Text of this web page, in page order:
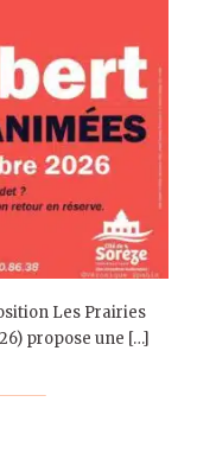
Les Prairies
propose une […]